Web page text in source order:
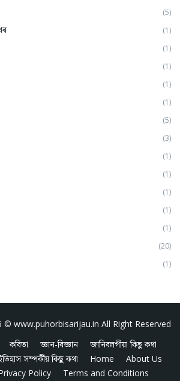
(5)
(1)
(1)
(1)
(1)
(1)
(5)
(3)
(1)
(1)
(1)
(1)
(1)
(20)
(1)
© www.puhorbisarijau.in All Right Reserved
কবিতা জ্ঞান-বিজ্ঞান
জানিবলগীয়া কিছু কথা
সম্পৰ্কীয় কিছু কথা Home
About Us
Policy Terms and Conditions